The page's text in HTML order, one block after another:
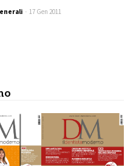
- 17 Gen 2011